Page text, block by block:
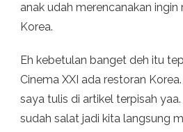
anak udah merencanakan ingin
Korea.
Eh kebetulan banget deh itu
Cinema XXI ada restoran
saya tulis di artikel terpisah
sudah salat jadi kita langsung